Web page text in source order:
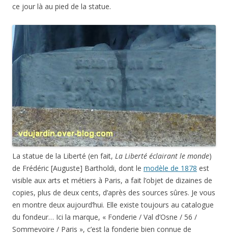
ce jour là au pied de la statue.
La statue de la Liberté (en fait, La Liberté éclairant le monde)
de Frédéric [Auguste] Bartholdi, dont le modèle de 1878 est
visible aux arts et métiers à Paris, a fait l’objet de dizaines de
copies, plus de deux cents, d’après des sources sûres. Je vous
en montre deux aujourd’hui. Elle existe toujours au catalogue
du fondeur… Ici la marque, « Fonderie / Val d’Osne / 56 /
Sommevoire / Paris », c’est la fonderie bien connue de